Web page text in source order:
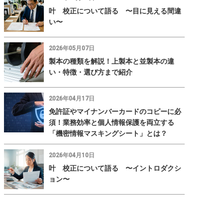
叶 校正について語る 〜目に見える間違
い〜
2026年05月07日
製本の種類を解説！上製本と並製本の違
い・特徴・選び方まで紹介
2026年04月17日
免許証やマイナンバーカードのコピーに必
須！業務効率と個人情報保護を両立する
「機密情報マスキングシート」とは？
2026年04月10日
叶 校正について語る 〜イントロダクシ
ョン〜